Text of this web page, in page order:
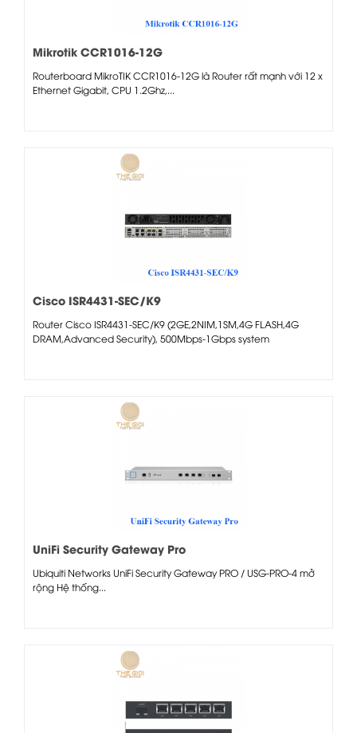
Mikrotik CCR1016-12G
Routerboard MikroTIK CCR1016-12G là Router rất mạnh với 12 x
Ethernet Gigabit, CPU 1.2Ghz,...
Cisco ISR4431-SEC/K9
Router Cisco ISR4431-SEC/K9 (2GE,2NIM,1SM,4G FLASH,4G
DRAM,Advanced Security), 500Mbps-1Gbps system
UniFi Security Gateway Pro
Ubiquiti Networks UniFi Security Gateway PRO / USG-PRO-4 mở
rộng Hệ thống...